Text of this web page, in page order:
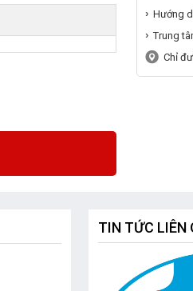
Hướng
Trung
Chỉ
TIN TỨC LIÊN